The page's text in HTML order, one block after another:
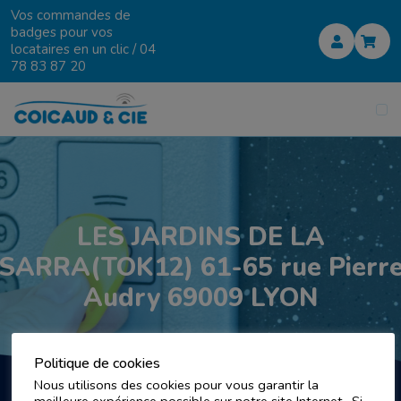
Vos commandes de
badges pour vos
locataires en un clic /04
78 83 87 20
LES JARDINS DE LA
61-65 rue
Audry 69009 LYON
Politique de cookies
Nous utilisons des cookies pour vous garantir la